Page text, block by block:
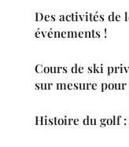
Des activités de
événements !
Cours de ski
sur mesure
Histoire du golf